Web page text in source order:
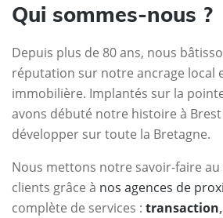
Qui sommes-nous ?
Depuis plus de 80 ans, nous
réputation sur notre ancrage local
immobilière. Implantés sur la
avons débuté notre histoire à
développer sur toute la Bretagne.
Nous mettons notre savoir-faire au
clients grâce à nos agences de
complète de services : transaction,